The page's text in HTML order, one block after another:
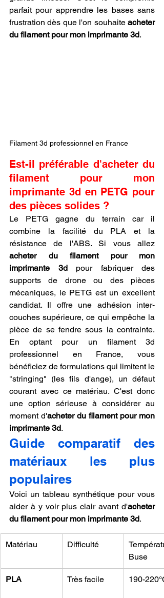
parfait pour apprendre les bases sans
frustration dès que l'on souhaite acheter
du filament pour mon imprimante 3d.
Filament 3d professionnel en France
Est-il préférable d'acheter du
filament pour mon
imprimante 3d en PETG pour
des pièces solides ?
Le PETG gagne du terrain car il
combine la facilité du PLA et la
acheter du filament pour mon
imprimante 3d pour fabriquer des
supports de drone ou des pièces
mécaniques, le PETG est un excellent
candidat. Il offre une adhésion inter-
couches supérieure, ce qui empêche la
pièce de se fendre sous la contrainte.
En optant pour un filament 3d
professionnel en France, vous
bénéficiez de formulations qui limitent le
"stringing" (les fils d'ange), un défaut
courant avec ce matériau. C'est donc
une option sérieuse à considérer au
moment d'acheter du filament pour mon
imprimante 3d.
Guide comparatif des
matériaux les plus
populaires
Voici un tableau synthétique pour vous
aider à y voir plus clair avant d'acheter
du filament pour mon imprimante 3d.
Matériau Difficulté
Buse
PLA Très facile 190-220°C